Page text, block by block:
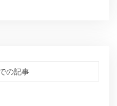
の記事